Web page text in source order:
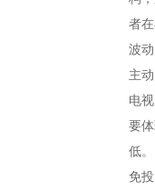
者
波
主
电
要
低
免